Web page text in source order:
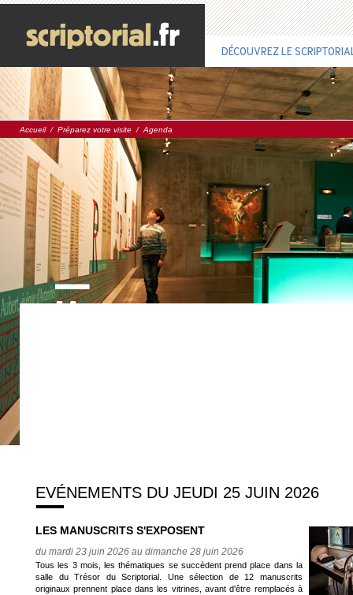
DÉCOUVREZ LE
Accueil/ Préparez votre visite / Agenda
EVÉNEMENTS DU JEUDI 25 JUIN 2026
LES MANUSCRITS S'EXPOSENT
du mardi 23 juin 2026 au dimanche 28 juin 2026
Tous les 3 mois, les thématiques se succèdent prend place dans la
salle du Trésor du Scriptorial. Une sélection de 12 manuscrits
originaux prennent place dans les vitrines, avant d'être remplacés à